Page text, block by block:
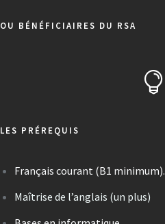
OU BÉNÉFICIAIRES DU RSA
LES PRÉREQUIS
Français courant (B1 minimum).
Maîtrise de l’anglais (un plus)